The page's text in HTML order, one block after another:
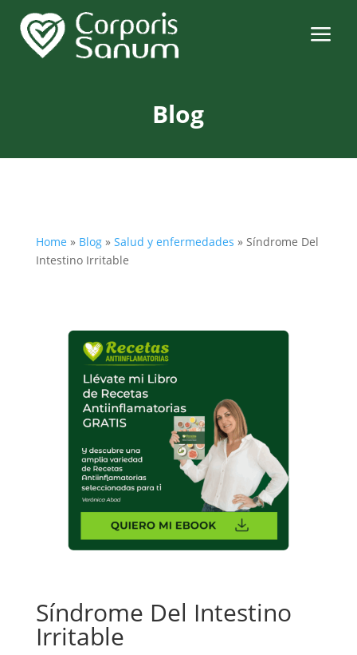
a
Blog
Home » Blog» Salud y enfermedades » Síndrome Del
Intestino Irritable
Síndrome Del Intestino
Irritable